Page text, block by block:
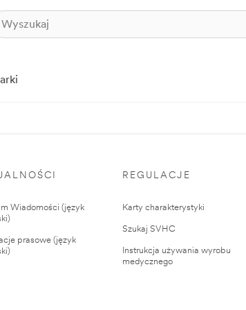
Wiadomości (język
prasowe (język
REGULACJE
Karty charakterystyki
Szukaj SVHC
Instrukcja używania wyrobu
medycznego